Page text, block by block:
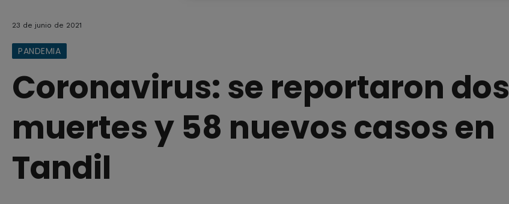
23 de junio de 2021
PANDEMIA
Coronavirus: se reportaron dos
muertes y 58 nuevos casos en
Tandil